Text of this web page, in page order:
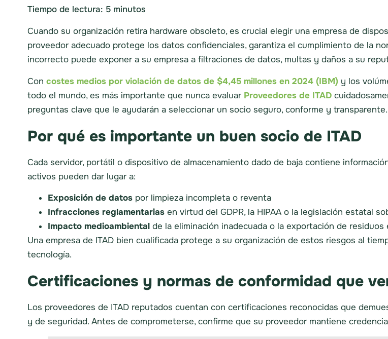
Tiempo de lectura: 5 minutos
Cuando su organización retira hardware obsoleto, es crucial elegir una empresa de
proveedor adecuado protege los datos confidenciales, garantiza el cumplimiento de la
incorrecto puede exponer a su empresa a filtraciones de datos, multas y daños a su
Con costes medios por violación de datos de $4,45 millones en 2024 (IBM) y los
todo el mundo, es más importante que nunca evaluar Proveedores de ITAD
preguntas clave que le ayudarán a seleccionar un socio seguro, conforme y transparente.
Por qué es importante un buen socio de ITAD
Cada servidor, portátil o dispositivo de almacenamiento dado de baja contiene
activos pueden dar lugar a:
Exposición de datospor limpieza incompleta o reventa
Infracciones reglamentariasen virtud del GDPR, la HIPAA o la legislación estatal
Impacto medioambientalde la eliminación inadecuada o la exportación de residuos
Una empresa de ITAD bien cualificada protege a su organización de estos riesgos al
tecnología.
Certificaciones y normas de conformidad que
Los proveedores de ITAD reputados cuentan con certificaciones reconocidas que
y de seguridad. Antes de comprometerse, confirme que su proveedor mantiene